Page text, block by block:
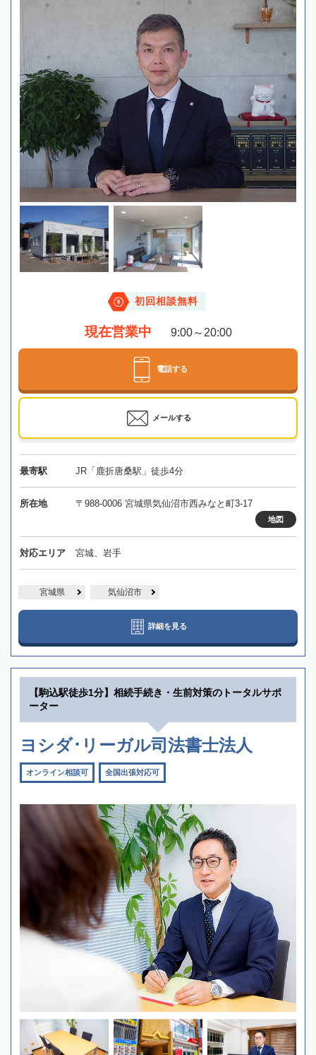
初回相談無料
現在営業中 9:00～20:00
電話する
メールする
最寄駅 JR「鹿折唐桑駅」徒歩4分
所在地 〒988-0006 宮城県気仙沼市西みなと町3-17
地図
対応エリア 宮城、岩手
宮城県 気仙沼市
詳細を見る
【駒込駅徒歩1分】相続手続き・生前対策のトータルサポ
ーター
ヨシダ･リーガル司法書士法人
オンライン相談可 全国出張対応可